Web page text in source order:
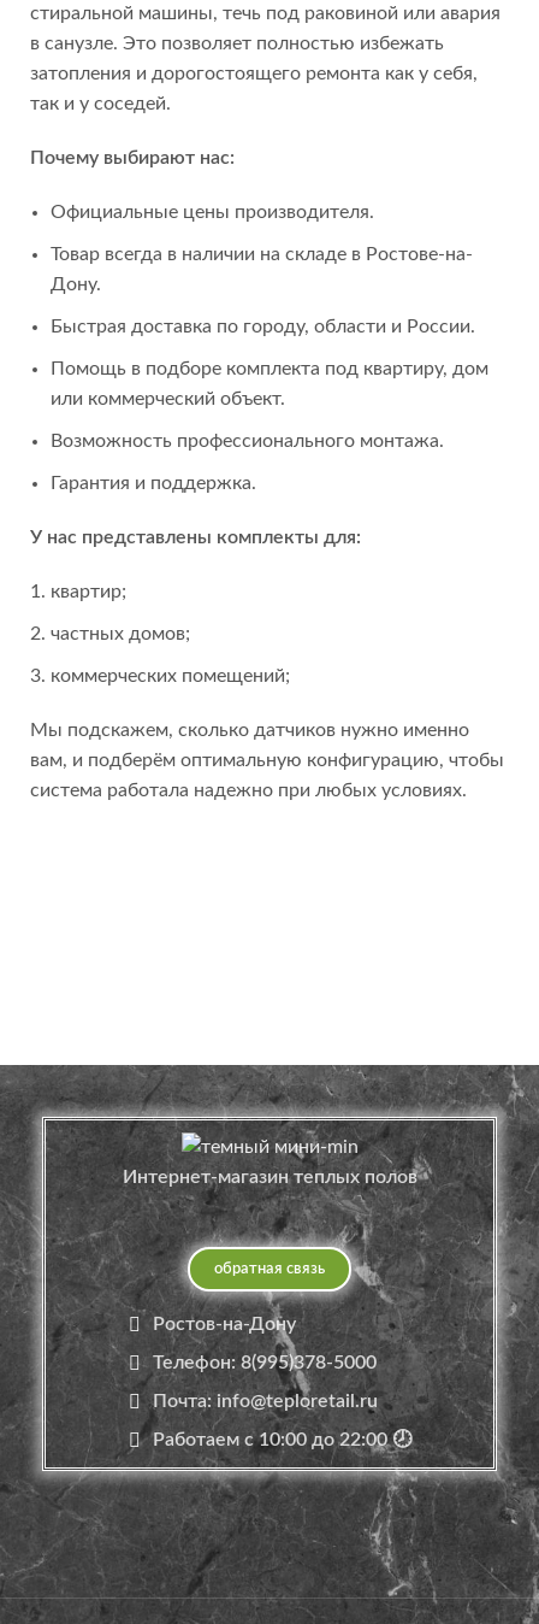
стиральной машины, течь под раковиной или авария
в санузле. Это позволяет полностью избежать
затопления и дорогостоящего ремонта как у себя,
так и у соседей.
Почему выбирают нас:
Официальные цены производителя.
Товар всегда в наличии на складе в Ростове-на-
Дону.
Быстрая доставка по городу, области и России.
Помощь в подборе комплекта под квартиру, дом
или коммерческий объект.
Возможность профессионального монтажа.
Гарантия и поддержка.
У нас представлены комплекты для:
квартир;
частных домов;
коммерческих помещений;
Мы подскажем, сколько датчиков нужно именно
вам, и подберём оптимальную конфигурацию, чтобы
система работала надежно при любых условиях.
Интернет-магазин теплых полов
обратная связь
Ростов-на-Дону
Телефон: 8(995)378-5000
Почта: info@teploretail.ru
Работаем с 10:00 до 22:00 🕗